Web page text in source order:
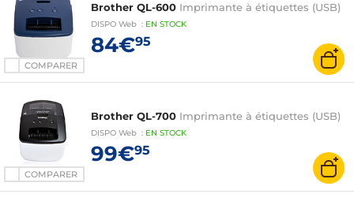
COMPARER
Brother QL-600 Imprimante à étiquettes (USB)
DISPO Web : EN STOCK
84€95
COMPARER
Brother QL-700 Imprimante à étiquettes (USB)
DISPO Web : EN STOCK
99€95